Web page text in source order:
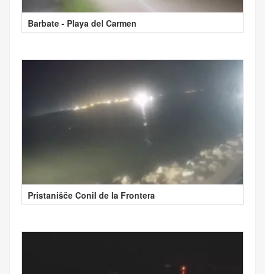
Barbate - Playa del Carmen
Pristanišče Conil de la Frontera